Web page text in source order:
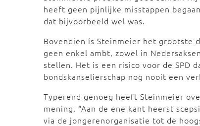
heeft geen pijnlijke misstappen
dat bijvoorbeeld wel was.
Bovendien ís Steinmeier het grootste
geen enkel ambt, zowel in
stellen. Het is een risico voor de SPD
bondskanselierschap nog nooit een
Typerend genoeg heeft Steinmeier
mening. “Aan de ene kant heerst
via de jongerenorganisatie tot de